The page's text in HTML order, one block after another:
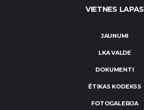
VIETNES LAPAS
JAUNUMI
LKA VALDE
DOKUMENTI
ĒTIKAS KODEKSS
FOTOGALERIJA